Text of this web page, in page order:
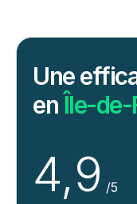
Une
en Île-de-
4,9 /5